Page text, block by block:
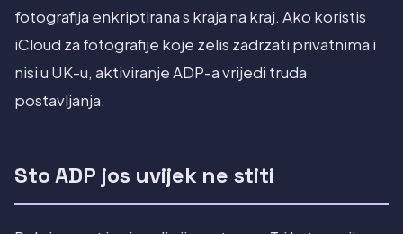
fotografija enkriptirana s kraja na kraj. Ako koristis
iCloud za fotografije koje zelis zadrzati privatnima i
nisi u UK-u, aktiviranje ADP-a vrijedi truda
postavljanja.
Sto ADP jos uvijek ne stiti